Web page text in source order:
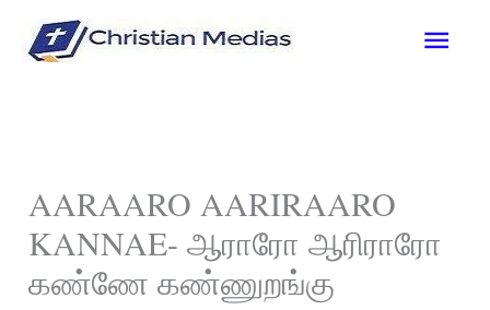
AARAARO AARIRAARO
KANNAE- ஆராரோ ஆரிராரோ
கண்ணே கண்ணுறங்கு